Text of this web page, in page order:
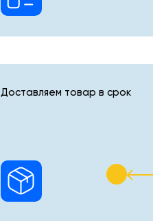
Доставляем товар в срок